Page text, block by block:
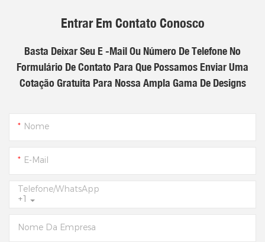
Entrar Em Contato Conosco
Basta Deixar Seu E -mail Ou Número De Telefone No
Formulário De Contato Para Que Possamos Enviar Uma
Cotação Gratuita Para Nossa Ampla Gama De Designs
Nome
E-Mail
+1
Telefone/WhatsApp
Nome Da Empresa